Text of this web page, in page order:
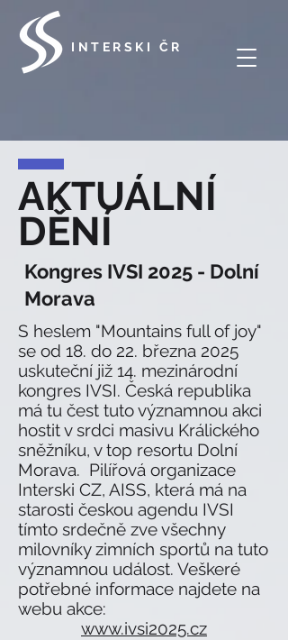
INTERSKI ČR
AKTUÁLNÍ
DĚNÍ
Kongres IVSI 2025 - Dolní
Morava
S heslem "Mountains full of joy"
se od 18. do 22. března 2025
uskuteční již 14. mezinárodní
kongres IVSI. Česká republika
má tu čest tuto významnou akci
hostit v srdci masivu Králického
sněžníku, v top resortu Dolní
Morava. Pilířová organizace
Interski CZ, AISS, která má na
starosti českou agendu IVSI
tímto srdečně zve všechny
milovníky zimních sportů na tuto
významnou událost. Veškeré
potřebné informace najdete na
webu akce:
www.ivsi2025.cz